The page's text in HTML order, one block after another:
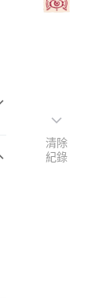
清除
紀錄